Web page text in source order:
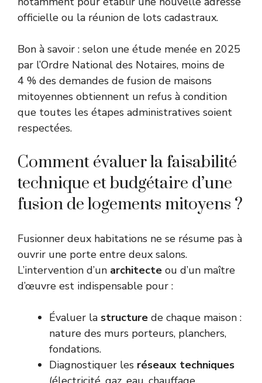
officielle ou la réunion de lots cadastraux.
Bon à savoir : selon une étude menée en 2025
par l’Ordre National des Notaires, moins de
4 % des demandes de fusion de maisons
mitoyennes obtiennent un refus à condition
que toutes les étapes administratives soient
respectées.
Comment évaluer la faisabilité
technique et budgétaire d’une
fusion de logements mitoyens ?
Fusionner deux habitations ne se résume pas à
ouvrir une porte entre deux salons.
L’intervention d’un architecte ou d’un maître
d’œuvre est indispensable pour :
Évaluer la structure de chaque maison :
nature des murs porteurs, planchers,
fondations.
Diagnostiquer les réseaux techniques